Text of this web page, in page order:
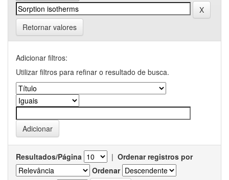
Retornar valores
Adicionar filtros:
Utilizar filtros para refinar o resultado de busca.
Resultados/Página | Ordenar registros por
Ordenar